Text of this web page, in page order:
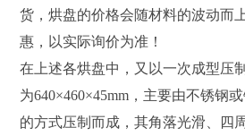
货，烘盘的价格会随材料的波动而
惠，以实际询价为准！
在上述各烘盘中，又以一次成型压
为640×460×45mm，主要由不锈钢
的方式压制而成，其角落光滑、四